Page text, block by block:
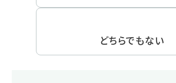
どちらでもない